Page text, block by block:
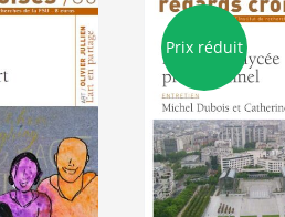
Les
être
sur
la
du
Prix réduit